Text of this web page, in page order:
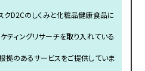
クD2Cのしくみと化粧品健康食品に
ティングリサーチを取り入れている
拠のあるサービスをご提供していま